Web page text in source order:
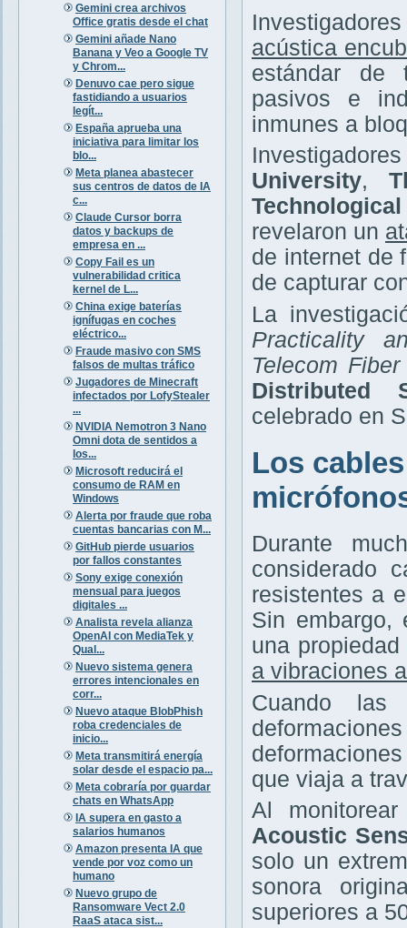
Gemini crea archivos
Office gratis desde el chat
Gemini añade Nano
Banana y Veo a Google TV
y Chrom...
Denuvo cae pero sigue
fastidiando a usuarios
legít...
España aprueba una
iniciativa para limitar los
blo...
Meta planea abastecer
sus centros de datos de IA
c...
Claude Cursor borra
datos y backups de
empresa en ...
Copy Fail es un
vulnerabilidad critica
kernel de L...
China exige baterías
ignífugas en coches
eléctrico...
Fraude masivo con SMS
falsos de multas tráfico
Jugadores de Minecraft
infectados por LofyStealer
...
NVIDIA Nemotron 3 Nano
Omni dota de sentidos a
los...
Microsoft reducirá el
consumo de RAM en
Windows
Alerta por fraude que roba
cuentas bancarias con M...
GitHub pierde usuarios
por fallos constantes
Sony exige conexión
mensual para juegos
digitales ...
Analista revela alianza
OpenAI con MediaTek y
Qual...
Nuevo sistema genera
errores intencionales en
corr...
Nuevo ataque BlobPhish
roba credenciales de
inicio...
Meta transmitirá energía
solar desde el espacio pa...
Meta cobraría por guardar
chats en WhatsApp
IA supera en gasto a
salarios humanos
Amazon presenta IA que
vende por voz como un
humano
Nuevo grupo de
Ransomware Vect 2.0
RaaS ataca sist...
acústica
estándar de
pasivos e
inmunes a
University,
revelaron un
de internet de
de capturar
La
Practicality
Telecom
Distributed
celebrado en
Los
Durante
considerado
resistentes a
Sin embargo,
una
a vibraciones
Cuando las
que viaja a
Al
Acoustic
solo un
sonora
superiores a